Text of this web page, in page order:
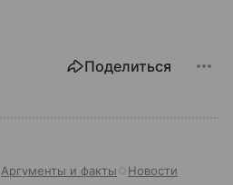
Поделиться
Аргументы и факты Новости